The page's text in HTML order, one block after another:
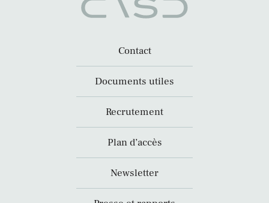
Contact
Documents utiles
Recrutement
Plan d’accès
Newsletter